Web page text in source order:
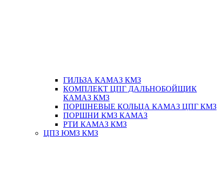
ГИЛЬЗА КАМАЗ КМЗ
КОМПЛЕКТ ЦПГ ДАЛЬНОБОЙЩИК
КАМАЗ КМЗ
ПОРШНЕВЫЕ КОЛЬЦА КАМАЗ ЦПГ КМЗ
ПОРШНИ КМЗ КАМАЗ
РТИ КАМАЗ КМЗ
ЦПЗ ЮМЗ КМЗ